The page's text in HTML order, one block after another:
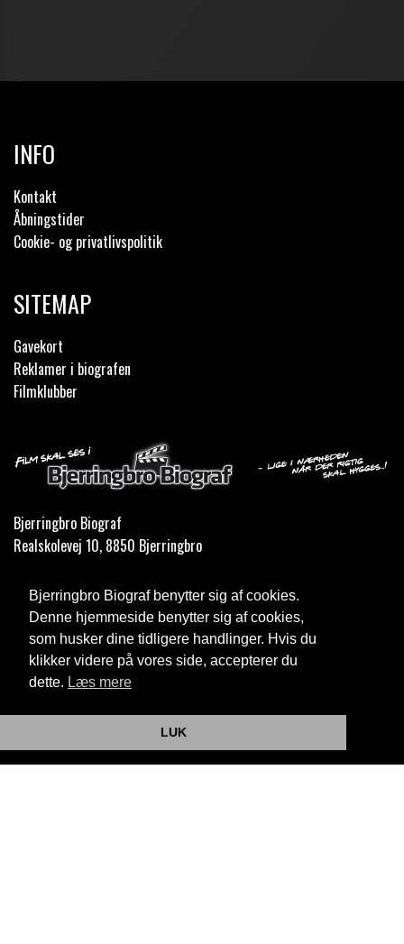
Bjerringbro Biograf benytter sig af cookies.
Denne hjemmeside benytter sig af cookies,
som husker dine tidligere handlinger. Hvis du
klikker videre på vores side, accepterer du
dette. Læs mere
LUK
INFO
Kontakt
Åbningstider
Cookie- og privatlivspolitik
SITEMAP
Gavekort
Reklamer i biografen
Filmklubber
Bjerringbro Biograf
Realskolevej 10, 8850 Bjerringbro
Telefon:35 11 59 59
Email: info@bjerringbrobiograf.dk
Cookie- og privatlivspolitik